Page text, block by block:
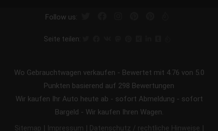
Follow us:
Seite teilen:
Wo Gebrauchtwagen verkaufen - Bewertet mit 4.76 von 5.0
Punkten basierend auf 298 Bewertungen
Wir kaufen Ihr Auto heute ab - sofort Abmeldung - sofort
Bargeld - Wir kaufen Ihren Wagen.
Sitemap | Impressum | Datenschutz / rechtliche Hinweise |